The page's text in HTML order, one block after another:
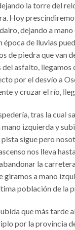
la torre del
Hoy
dejando a
de lluvias
de piedra que van
asfalto,
por el desvío a
y cruzar el río,
tras la cual
izquierda y
sigue pero
nos lleva
la
giramos a mano
población de la
que más
por la provincia